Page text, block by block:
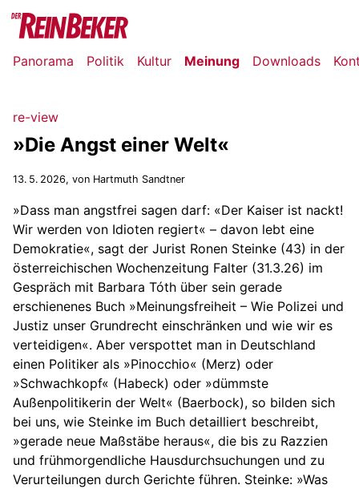
Panorama Politik Kultur Meinung Downloads
re-view
»Die Angst einer Welt«
13. 5. 2026, von Hartmuth Sandtner
»Dass man angstfrei sagen darf: «Der Kaiser ist nackt!
Wir werden von Idioten regiert« – davon lebt eine
Demokratie«, sagt der Jurist Ronen Steinke (43) in der
österreichischen Wochenzeitung Falter (31.3.26) im
Gespräch mit Barbara Tóth über sein gerade
erschienenes Buch »Meinungsfreiheit – Wie Polizei und
Justiz unser Grundrecht einschränken und wie wir es
verteidigen«. Aber verspottet man in Deutschland
einen Politiker als »Pinocchio« (Merz) oder
»Schwachkopf« (Habeck) oder »dümmste
Außenpolitikerin der Welt« (Baerbock), so bilden sich
bei uns, wie Steinke im Buch detailliert beschreibt,
»gerade neue Maßstäbe heraus«, die bis zu Razzien
und frühmorgendliche Hausdurchsuchungen und zu
Verurteilungen durch Gerichte führen. Steinke: »Was